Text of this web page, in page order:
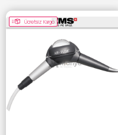
SEPETE EKLE
Ücretsiz Kargo